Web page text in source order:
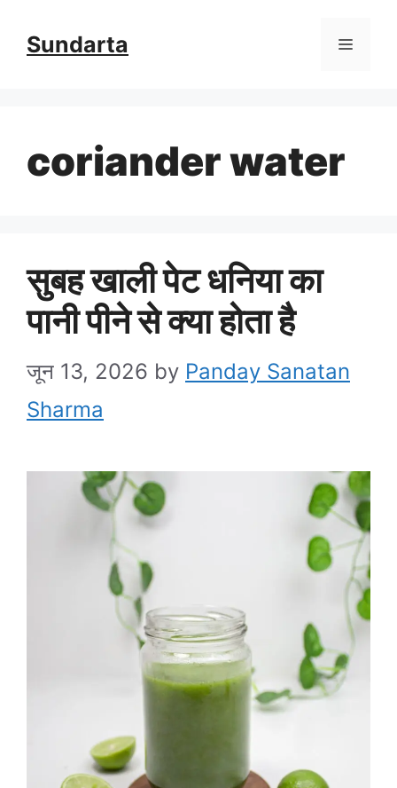
Sundarta Menu
coriander water
सुबह खाली पेट धनिया का
पानी पीने से क्या होता है
जून 13, 2026 by Panday Sanatan
Sharma